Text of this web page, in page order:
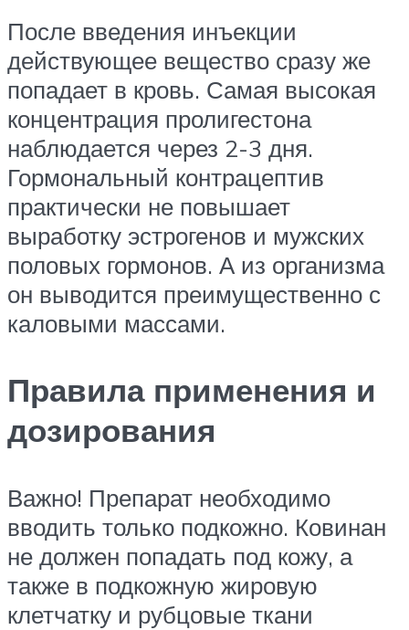
После введения инъекции
действующее вещество сразу же
попадает в кровь. Самая высокая
концентрация пролигестона
наблюдается через 2-3 дня.
Гормональный контрацептив
практически не повышает
выработку эстрогенов и мужских
половых гормонов. А из организма
он выводится преимущественно с
каловыми массами.
Правила применения и
дозирования
Важно! Препарат необходимо
вводить только подкожно. Ковинан
не должен попадать под кожу, а
также в подкожную жировую
клетчатку и рубцовые ткани